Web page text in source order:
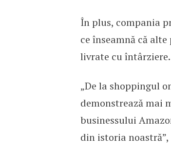
În plus, compania
ce înseamnă că
livrate cu întârziere.
„De la shoppingul
demonstrează mai
businessului
din istoria noastră”,